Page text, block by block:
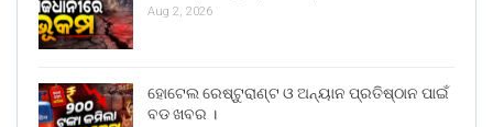
Aug 2, 2026
ହୋଟେଲ ରେଷ୍ଟୁରାଣ୍ଟ ଓ ଅନ୍ୟାନ ପ୍ରତିଷ୍ଠାନ ପାଇଁ
ବଡ ଖବର ।